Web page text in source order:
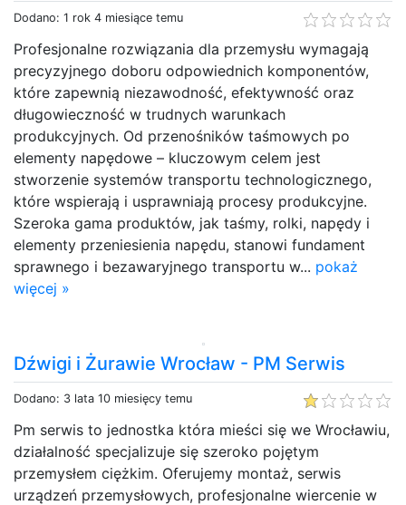
Dodano: 1 rok 4 miesiące temu
Profesjonalne rozwiązania dla przemysłu wymagają
precyzyjnego doboru odpowiednich komponentów,
które zapewnią niezawodność, efektywność oraz
długowieczność w trudnych warunkach
produkcyjnych. Od przenośników taśmowych po
elementy napędowe – kluczowym celem jest
stworzenie systemów transportu technologicznego,
które wspierają i usprawniają procesy produkcyjne.
Szeroka gama produktów, jak taśmy, rolki, napędy i
elementy przeniesienia napędu, stanowi fundament
sprawnego i bezawaryjnego transportu w... pokaż
więcej »
Dźwigi i Żurawie Wrocław - PM Serwis
Dodano: 3 lata 10 miesięcy temu
Pm serwis to jednostka która mieści się we Wrocławiu,
działalność specjalizuje się szeroko pojętym
przemysłem ciężkim. Oferujemy montaż, serwis
urządzeń przemysłowych, profesjonalne wiercenie w